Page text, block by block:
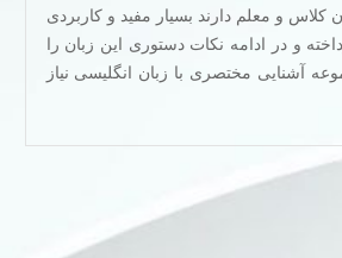
زبان را بدون کلاس و معلم دارند بسیار مفید و کاربردی
و در ادامه نکات دستوری این زبان را
آشنایی مختصری با زبان انگلیسی نیاز